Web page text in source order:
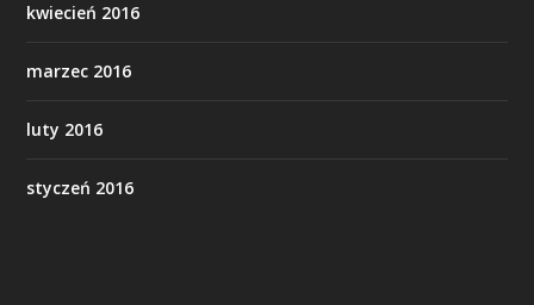
kwiecień 2016
marzec 2016
luty 2016
styczeń 2016